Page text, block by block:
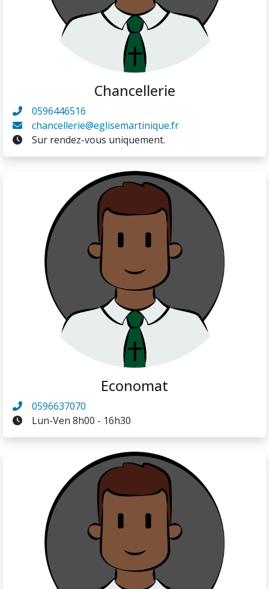
Chancellerie
0596446516
chancellerie@eglisemartinique.fr
Sur rendez-vous uniquement.
Economat
0596637070
Lun-Ven 8h00 - 16h30